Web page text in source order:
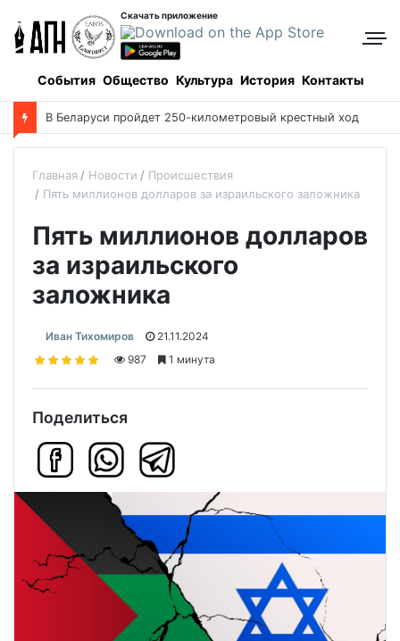
Скачать приложение
События Общество Культура История Контакты
В Беларуси пройдет 250-километровый крестный ход
Главная Новости
Происшествия
Пять миллионов долларов за израильского заложника
Пять миллионов долларов
за израильского
заложника
Иван Тихомиров
21.11.2024
987
1 минута
Поделиться